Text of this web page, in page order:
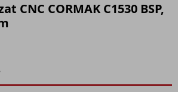
CNC CORMAK C1530 BSP,